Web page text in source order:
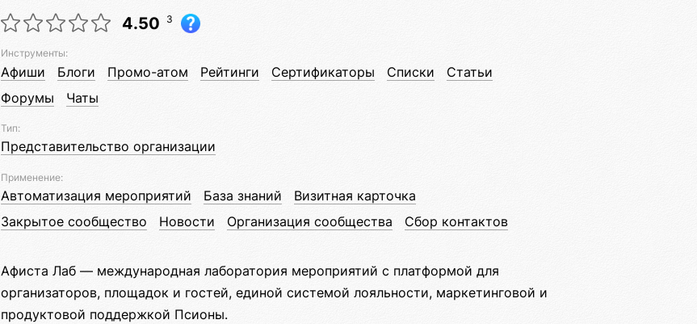
4.50 3
Инструменты:
Афиши Блоги Промо-атом Рейтинги Сертификаторы Списки
Статьи
Форумы
Чаты
Тип:
Представительство организации
Применение:
Автоматизация мероприятий База знаний
Визитная карточка
Закрытое сообщество
Новости Организация сообщества Сбор контактов
Афиста Лаб — международная лаборатория мероприятий с платформой для
организаторов, площадок и гостей, единой системой лояльности, маркетинговой и
продуктовой поддержкой Псионы.